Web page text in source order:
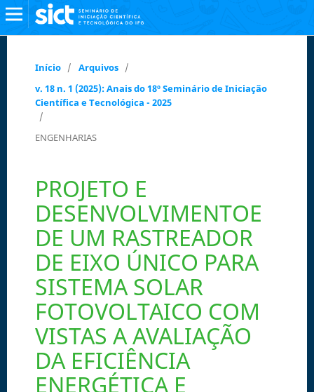
Início / Arquivos /
v. 18 n. 1 (2025): Anais do 18º Seminário de Iniciação
Científica e Tecnológica - 2025
/
ENGENHARIAS
PROJETO E
DESENVOLVIMENTOE
DE UM RASTREADOR
DE EIXO ÚNICO PARA
SISTEMA SOLAR
FOTOVOLTAICO COM
VISTAS A AVALIAÇÃO
DA EFICIÊNCIA
ENERGÉTICA E